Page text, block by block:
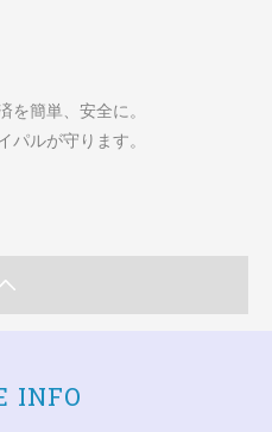
を簡単、安全に。
パルが守ります。
INFO